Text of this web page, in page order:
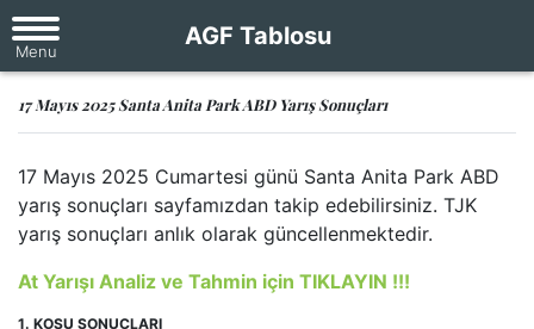
AGF Tablosu
17 Mayıs 2025 Santa Anita Park ABD Yarış Sonuçları
17 Mayıs 2025 Cumartesi günü Santa Anita Park ABD
yarış sonuçları sayfamızdan takip edebilirsiniz. TJK
yarış sonuçları anlık olarak güncellenmektedir.
At Yarışı Analiz ve Tahmin için TIKLAYIN !!!
1. KOŞU SONUÇLARI